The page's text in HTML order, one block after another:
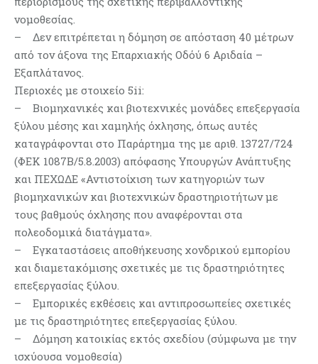
νομοθεσίας.
– Δεν επιτρέπεται η δόμηση σε απόσταση 40 μέτρων
από τον άξονα της Επαρχιακής Οδόύ 6 Αριδαία –
Εξαπλάτανος.
Περιοχές με στοιχείο 5ii:
– Βιομηχανικές και βιοτεχνικές μονάδες επεξεργασία
ξύλου μέσης και χαμηλής όχλησης, όπως αυτές
καταγράφονται στο Παράρτημα της με αριθ. 13727/724
(ΦΕΚ 1087Β/5.8.2003) απόφασης Υπουργών Ανάπτυξης
και ΠΕΧΩΔΕ «Αντιστοίχιση των κατηγοριών των
βιομηχανικών και βιοτεχνικών δραστηριοτήτων με
τους βαθμούς όχλησης που αναφέρονται στα
πολεοδομικά διατάγματα».
– Εγκαταστάσεις αποθήκευσης χονδρικού εμπορίου
και διαμετακόμισης σχετικές με τις δραστηριότητες
επεξεργασίας ξύλου.
– Εμπορικές εκθέσεις και αντιπροσωπείες σχετικές
με τις δραστηριότητες επεξεργασίας ξύλου.
– Δόμηση κατοικίας εκτός σχεδίου (σύμφωνα με την
ισχύουσα νομοθεσία)